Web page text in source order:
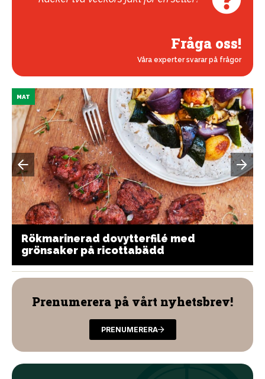
Fråga oss!
Våra experter svarar på frågor
MAT
Rökmarinerad dovytterfilé med
grönsaker på ricottabädd
Prenumerera på vårt nyhetsbrev!
PRENUMERERA